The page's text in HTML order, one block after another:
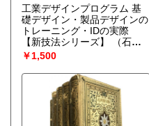
工業デザインプログラム 基
礎デザイン・製品デザインの
トレーニング・IDの実際
【新技法シリーズ】
（石川
弘）
￥1,500